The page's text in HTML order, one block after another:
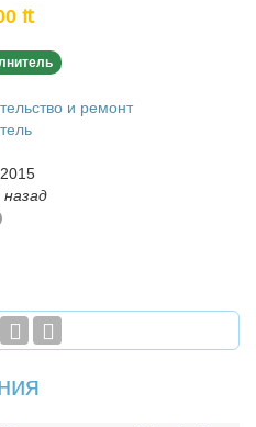
₶
и ремонт